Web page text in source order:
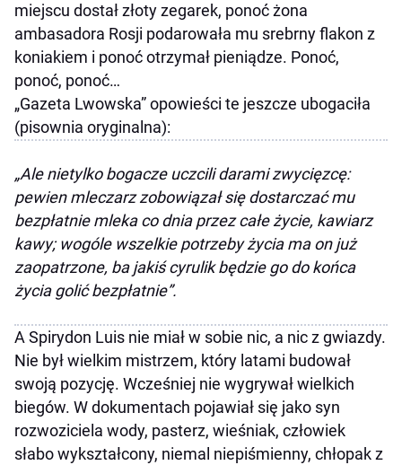
miejscu dostał złoty zegarek, ponoć żona
ambasadora Rosji podarowała mu srebrny flakon z
koniakiem i ponoć otrzymał pieniądze. Ponoć,
ponoć, ponoć…
„Gazeta Lwowska” opowieści te jeszcze ubogaciła
(pisownia oryginalna):
„Ale nietylko bogacze uczcili darami zwycięzcę:
pewien mleczarz zobowiązał się dostarczać mu
bezpłatnie mleka co dnia przez całe życie, kawiarz
kawy; wogóle wszelkie potrzeby życia ma on już
zaopatrzone, ba jakiś cyrulik będzie go do końca
życia golić bezpłatnie”.
A Spirydon Luis nie miał w sobie nic, a nic z gwiazdy.
Nie był wielkim mistrzem, który latami budował
swoją pozycję. Wcześniej nie wygrywał wielkich
biegów. W dokumentach pojawiał się jako syn
rozwoziciela wody, pasterz, wieśniak, człowiek
słabo wykształcony, niemal niepiśmienny, chłopak z